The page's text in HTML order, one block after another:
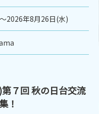
2026年8月26日(水)
第７回 秋の日台交流
！